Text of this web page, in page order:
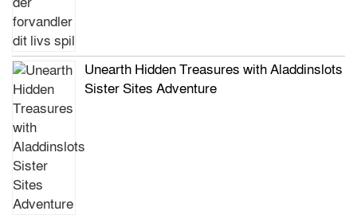
Unearth Hidden Treasures with Aladdinslots
Sister Sites Adventure